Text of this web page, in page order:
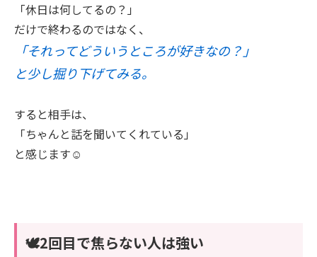
「休日は何してるの？」
だけで終わるのではなく、
「それってどういうところが好きなの？」
と少し掘り下げてみる。
すると相手は、
「ちゃんと話を聞いてくれている」
と感じます☺️
🕊️2回目で焦らない人は強い